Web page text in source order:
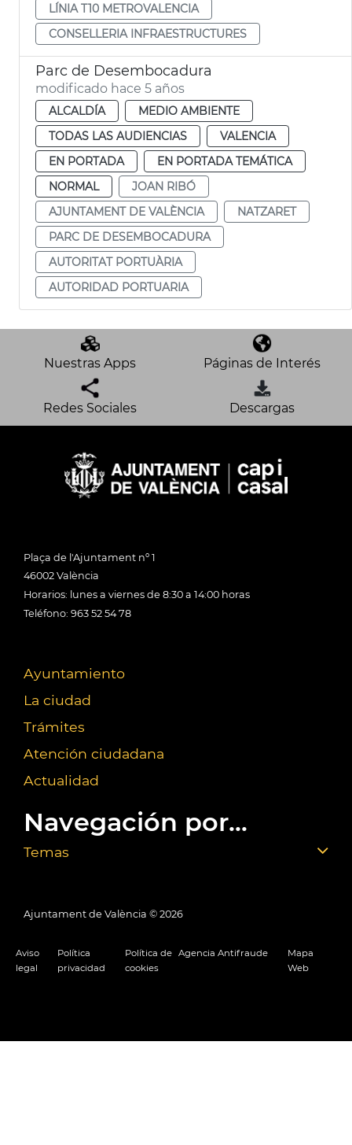
LÍNIA T10 METROVALENCIA
CONSELLERIA INFRAESTRUCTURES
Parc de Desembocadura
modificado hace 5 años
ALCALDÍA
MEDIO AMBIENTE
TODAS LAS AUDIENCIAS
VALENCIA
EN PORTADA
EN PORTADA TEMÁTICA
NORMAL
JOAN RIBÓ
AJUNTAMENT DE VALÈNCIA
NATZARET
PARC DE DESEMBOCADURA
AUTORITAT PORTUÀRIA
AUTORIDAD PORTUARIA
Nuestras Apps Páginas de Interés
Redes Sociales Descargas
Plaça de l'Ajuntament nº 1
46002 València
Horarios: lunes a viernes de 8:30 a 14:00 horas
Teléfono: 963 52 54 78
Ayuntamiento
La ciudad
Trámites
Atención ciudadana
Actualidad
Navegación por...
Temas
Ajuntament de València © 2026
Aviso
legal
Política
privacidad
Política de
cookies
Agencia Antifraude
Mapa
Web